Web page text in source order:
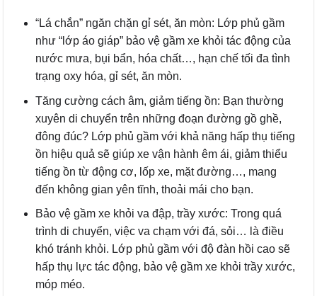
“Lá chắn” ngăn chặn gỉ sét, ăn mòn: Lớp phủ gầm
như “lớp áo giáp” bảo vệ gầm xe khỏi tác động của
nước mưa, bụi bẩn, hóa chất…, hạn chế tối đa tình
trạng oxy hóa, gỉ sét, ăn mòn.
Tăng cường cách âm, giảm tiếng ồn: Bạn thường
xuyên di chuyển trên những đoạn đường gồ ghề,
đông đúc? Lớp phủ gầm với khả năng hấp thụ tiếng
ồn hiệu quả sẽ giúp xe vận hành êm ái, giảm thiểu
tiếng ồn từ động cơ, lốp xe, mặt đường…, mang
đến không gian yên tĩnh, thoải mái cho bạn.
Bảo vệ gầm xe khỏi va đập, trầy xước: Trong quá
trình di chuyển, việc va chạm với đá, sỏi… là điều
khó tránh khỏi. Lớp phủ gầm với độ đàn hồi cao sẽ
hấp thụ lực tác động, bảo vệ gầm xe khỏi trầy xước,
móp méo.